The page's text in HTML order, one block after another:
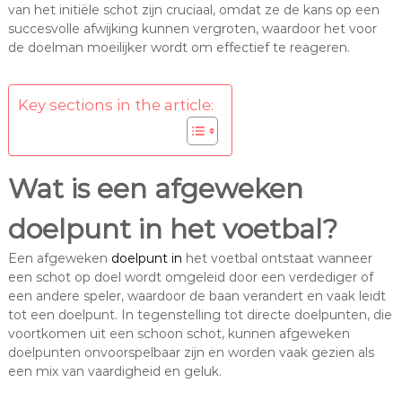
van het initiële schot zijn cruciaal, omdat ze de kans op een
succesvolle afwijking kunnen vergroten, waardoor het voor
de doelman moeilijker wordt om effectief te reageren.
Key sections in the article:
Wat is een afgeweken
doelpunt in het voetbal?
Een afgeweken doelpunt in het voetbal ontstaat wanneer
een schot op doel wordt omgeleid door een verdediger of
een andere speler, waardoor de baan verandert en vaak leidt
tot een doelpunt. In tegenstelling tot directe doelpunten, die
voortkomen uit een schoon schot, kunnen afgeweken
doelpunten onvoorspelbaar zijn en worden vaak gezien als
een mix van vaardigheid en geluk.